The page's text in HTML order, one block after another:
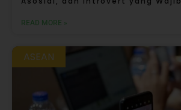
READ MORE »
ASEAN